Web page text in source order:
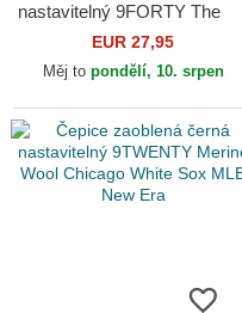
nastavitelný 9FORTY The
League Chicago White Sox
MLB New Era
EUR 27,95
Měj to pondělí, 10. srpen